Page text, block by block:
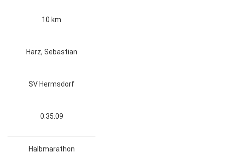
10 km
Harz, Sebastian
SV Hermsdorf
0:35:09
Halbmarathon